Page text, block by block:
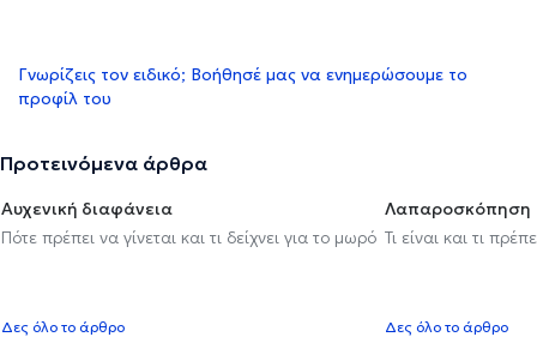
Γνωρίζεις τον ειδικό; Βοήθησέ μας να ενημερώσουμε το
προφίλ του
Προτεινόμενα άρθρα
Αυχενική διαφάνεια
Πότε πρέπει να γίνεται και τι δείχνει για το μωρό
Δες όλο το άρθρο
Λαπαροσκόπηση
Τι είναι και τι
Δες όλο το άρθρο